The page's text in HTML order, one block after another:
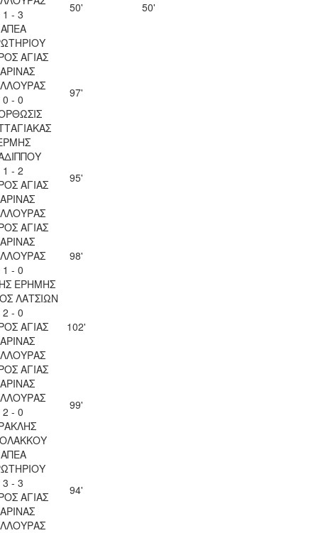
1 - 3
ΑΠΕΑ
50' 50'
ΑΓΙΑΣ
0 - 0
97'
1 - 2
ΑΓΙΑΣ
95'
ΑΓΙΑΣ
1 - 0
ΕΡΗΜΗΣ
98'
ΛΑΤΣΙΩΝ
2 - 0
ΑΓΙΑΣ
102'
ΑΓΙΑΣ
2 - 0
99'
ΑΠΕΑ
3 - 3
ΑΓΙΑΣ
94'